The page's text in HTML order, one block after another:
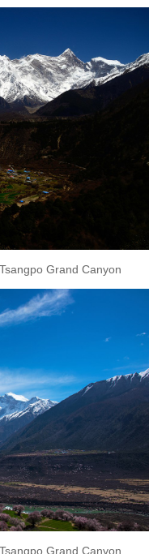
Grand Canyon
Grand Canyon